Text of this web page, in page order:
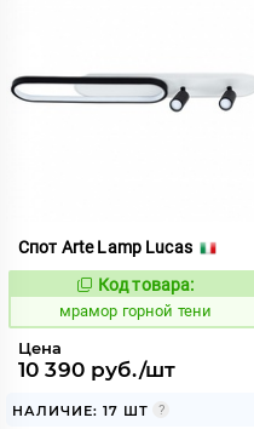
Спот Arte Lamp Lucas
Код:
1064978
Код товара:
мрамор горной тени
Цена
10 390 руб./шт
НАЛИЧИЕ: 17 ШТ